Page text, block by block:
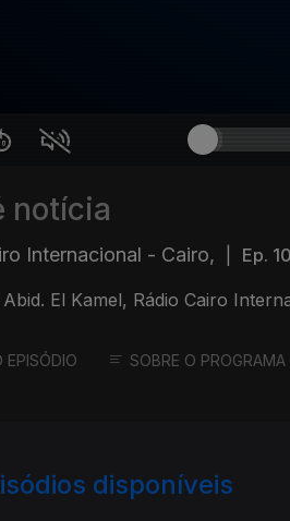
notícia
Internacional - Cairo, Ep.
El Kamel, Rádio Cairo
EPISÓDIO SOBRE O PROGRAMA
disponíveis